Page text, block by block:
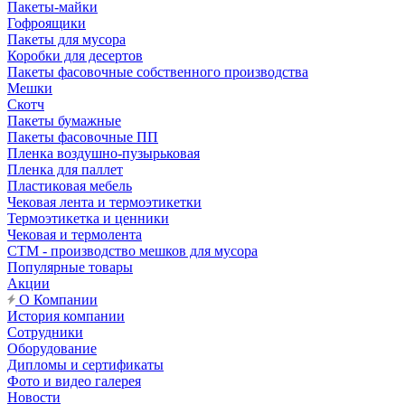
Пакеты-майки
Гофроящики
Пакеты для мусора
Коробки для десертов
Пакеты фасовочные собственного производства
Мешки
Скотч
Пакеты бумажные
Пакеты фасовочные ПП
Пленка воздушно-пузырьковая
Пленка для паллет
Пластиковая мебель
Чековая лента и термоэтикетки
Термоэтикетка и ценники
Чековая и термолента
СТМ - производство мешков для мусора
Популярные товары
Акции
О Компании
История компании
Сотрудники
Оборудование
Дипломы и сертификаты
Фото и видео галерея
Новости